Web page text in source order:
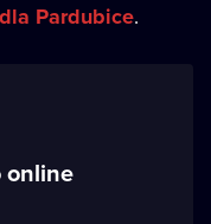
Pardubice.
online